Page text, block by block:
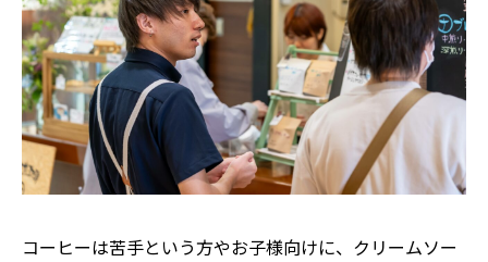
コーヒーは苦手という方やお子様向けに、クリームソー